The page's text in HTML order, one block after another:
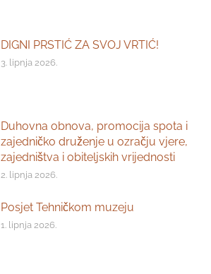
DIGNI PRSTIĆ ZA SVOJ VRTIĆ!
3. lipnja 2026.
Duhovna obnova, promocija spota i
zajedničko druženje u ozračju vjere,
zajedništva i obiteljskih vrijednosti
2. lipnja 2026.
Posjet Tehničkom muzeju
1. lipnja 2026.